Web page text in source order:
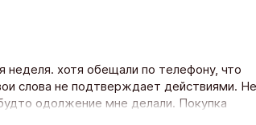
неделя. хотя обещали по телефону, что
слова не подтверждает действиями. Не
одолжение мне делали. Покупка